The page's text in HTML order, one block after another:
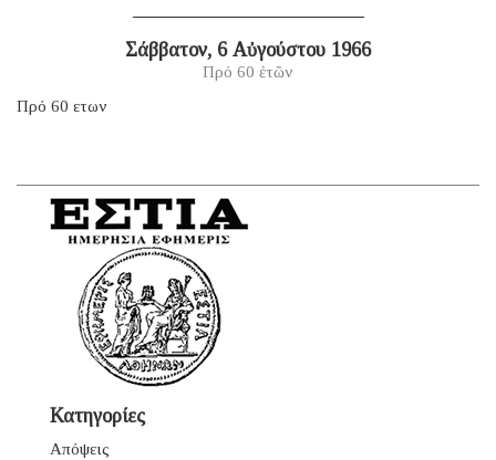
Σάββατον, 6 Αὐγούστου 1966
Πρό 60 ἐτῶν
Πρό 60 ετων
Κατηγορίες
Απόψεις